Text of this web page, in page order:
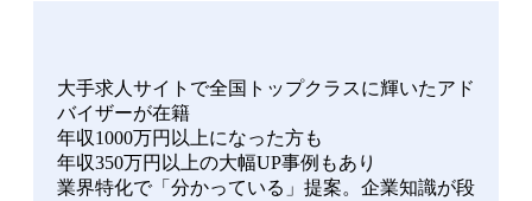
大手求人サイトで全国トップクラスに輝いたアド
バイザーが在籍
年収1000万円以上になった方も
年収350万円以上の大幅UP事例もあり
業界特化で「分かっている」提案。企業知識が段